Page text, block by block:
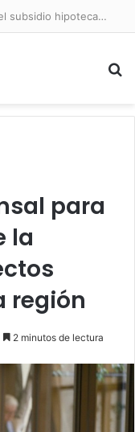
Diputado Sabat celebra ampliación del subsidio hipotecario con viviendas de hasta 6.000 UF
para
la
región
2 minutos de lectura